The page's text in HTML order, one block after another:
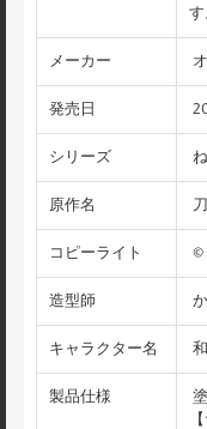
す
メーカー
発売日
シリーズ
原作名
コピーライト ©
造型師
キャラクター名
製品仕様